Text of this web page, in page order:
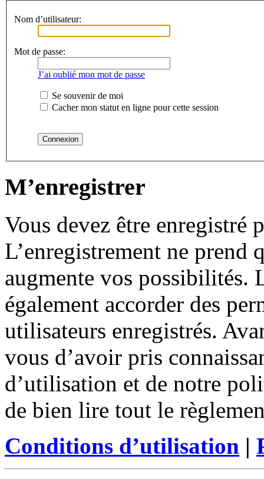
Nom d’utilisateur:
Mot de passe:
J’ai oublié mon mot de passe
Se souvenir de moi
Cacher mon statut en ligne pour cette session
M’enregistrer
Vous devez être enregistré
L’enregistrement ne prend
augmente vos possibilités.
également accorder des
utilisateurs enregistrés.
vous d’avoir pris
d’utilisation et de notre
de bien lire tout le
Conditions d’utilisation |